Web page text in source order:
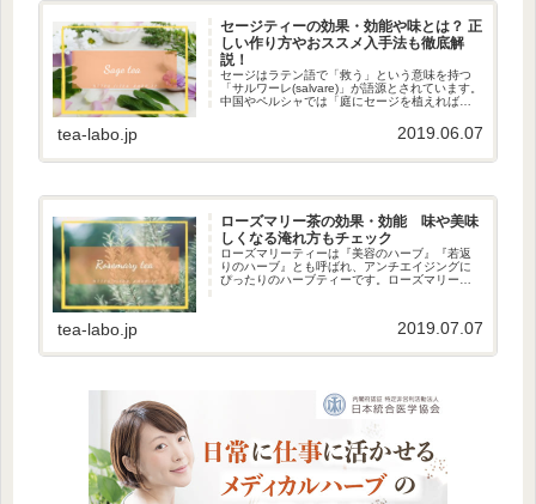
セージティーの効果・効能や味とは？ 正
しい作り方やおススメ入手法も徹底解
説！
セージはラテン語で「救う」という意味を持つ
「サルワーレ(salvare)」が語源とされています。
中国やペルシャでは「庭にセージを植えれば、
い者は5月にセージを食べよ」と言われるほど、
tea-labo.jp 2019.06.07
ローズマリー茶の効果・効能 味や美味
しくなる淹れ方もチェック
ローズマリーティーは『美容のハーブ』『若返
りのハーブ』とも呼ばれ、アンチエイジングに
ぴったりのハーブティーです。ローズマリー
tea-labo.jp 2019.07.07